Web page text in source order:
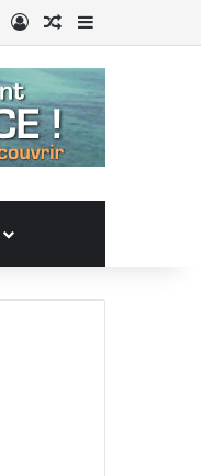
TikTokConnexion
Article Aléatoire
Sidebar